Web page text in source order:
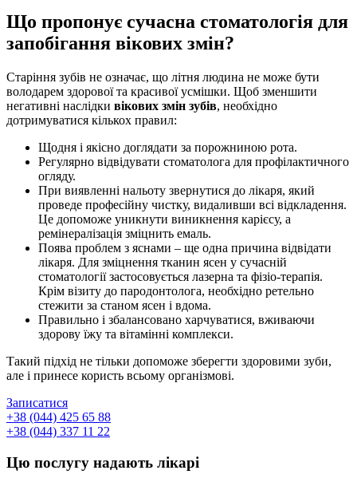
Що пропонує сучасна стоматологія для
запобігання вікових змін?
Старіння зубів не означає, що літня людина не може бути
володарем здорової та красивої усмішки. Щоб зменшити
негативні наслідки вікових змін зубів, необхідно
дотримуватися кількох правил:
Щодня і якісно доглядати за порожниною рота.
Регулярно відвідувати стоматолога для профілактичного
огляду.
При виявленні нальоту звернутися до лікаря, який
проведе професійну чистку, видаливши всі відкладення.
Це допоможе уникнути виникнення карієсу, а
ремінералізація зміцнить емаль.
Поява проблем з яснами – ще одна причина відвідати
лікаря. Для зміцнення тканин ясен у сучасній
стоматології застосовується лазерна та фізіо-терапія.
Крім візиту до пародонтолога, необхідно ретельно
стежити за станом ясен і вдома.
Правильно і збалансовано харчуватися, вживаючи
здорову їжу та вітамінні комплекси.
Такий підхід не тільки допоможе зберегти здоровими зуби,
але і принесе користь всьому організмові.
Записатися
+38 (044) 425 65 88
+38 (044) 337 11 22
Цю послугу надають лікарі